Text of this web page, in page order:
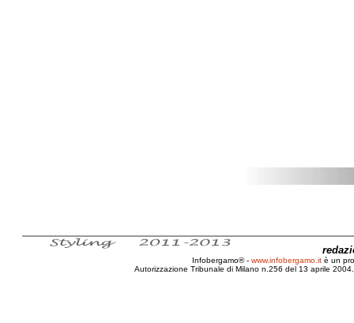
Infobergamo® - www.infobergamo.it è un
Autorizzazione Tribunale di Milano n.256 del 13 aprile